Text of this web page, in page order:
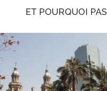
ET POURQUOI PAS